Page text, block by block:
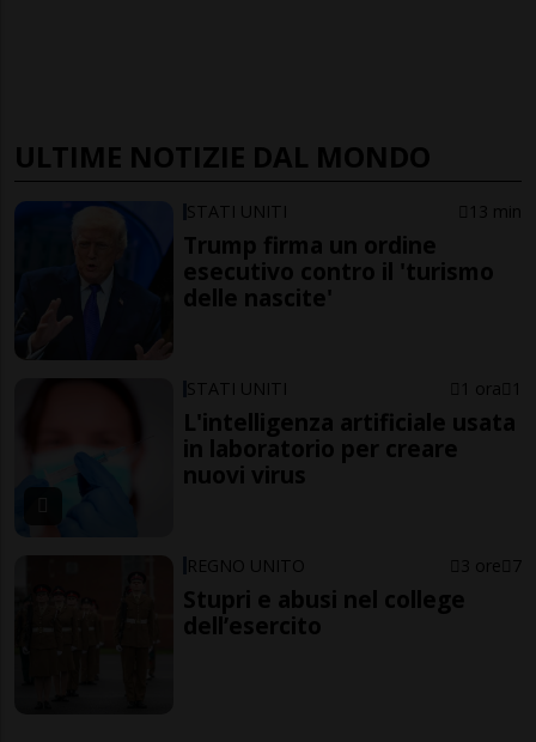
ULTIME NOTIZIE DAL MONDO
STATI UNITI 13 min
Trump firma un ordine
esecutivo contro il 'turismo
delle nascite'
STATI UNITI 1 ora 1
L'intelligenza artificiale usata
in laboratorio per creare
nuovi virus
REGNO UNITO 3 ore 7
Stupri e abusi nel college
dell’esercito